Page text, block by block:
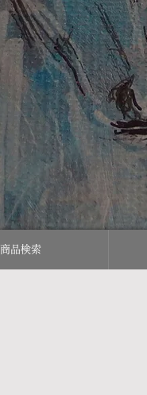
商品検索